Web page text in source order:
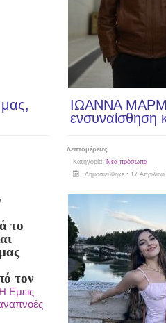
το
τον
Εμείς
ΙΩΑΝΝΑ
ενσυναίσθηση
Λεπτομέρειες
Κατηγορία: Νέα πρόσωπα
Δημοσιεύθηκε : 17